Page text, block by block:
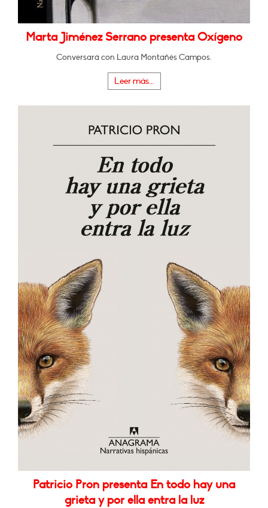
Marta Jiménez Serrano presenta Oxígeno
Conversará con Laura Montañés Campos.
Leer más...
Patricio Pron presenta En todo hay una
grieta y por ella entra la luz